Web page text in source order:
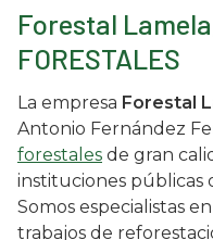
Forestal
FORESTALES
La empresa Forestal
Antonio Fernández
forestales de gran
instituciones públicas
Somos especialistas
trabajos de